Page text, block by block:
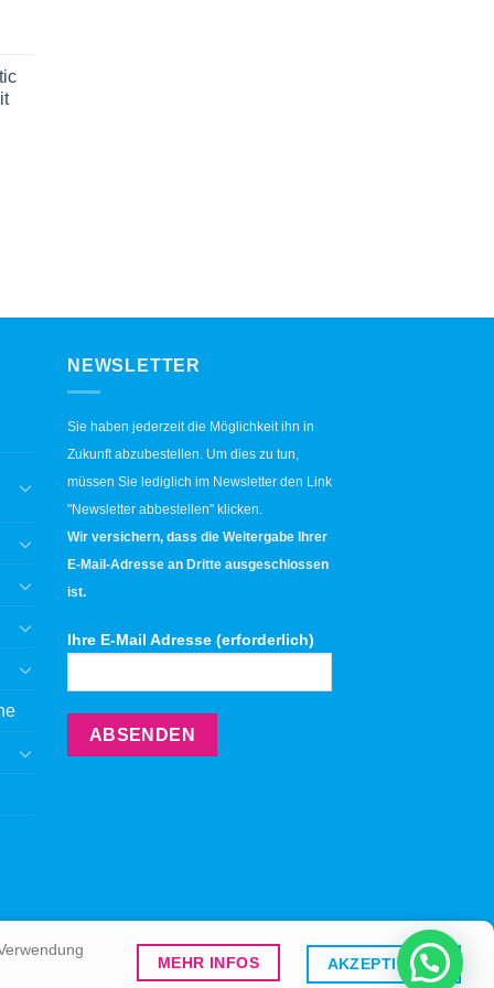
NEWSLETTER
Sie haben jederzeit die Möglichkeit ihn in
Zukunft abzubestellen. Um dies zu tun,
müssen Sie lediglich im Newsletter den Link
"Newsletter abbestellen" klicken.
Wir versichern, dass die Weitergabe Ihrer
E-Mail-Adresse an Dritte ausgeschlossen
ist.
Ihre E-Mail Adresse (erforderlich)
MEHR INFOS AKZEPTIEREN